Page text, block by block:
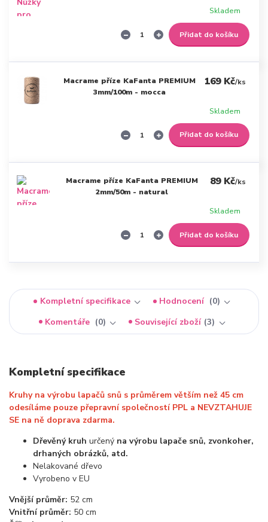
Skladem
Přidat do košíku
Macrame příze KaFanta PREMIUM
3mm/100m - mocca
169 Kč/ks
Skladem
Přidat do košíku
Macrame příze KaFanta PREMIUM
2mm/50m - natural
89 Kč/ks
Skladem
Přidat do košíku
Kompletní specifikace Hodnocení
0
Komentáře
0 Související zboží 3
Kompletní specifikace
Kruhy na výrobu lapačů snů s průměrem větším než 45 cm
odesíláme pouze přepravní společností PPL a NEVZTAHUJE
SE na ně doprava zdarma.
Dřevěný kruh určený na výrobu lapače snů, zvonkoher,
drhaných obrázků, atd.
Nelakované dřevo
Vyrobeno v EU
Vnější průměr: 52 cm
Vnitřní průměr: 50 cm